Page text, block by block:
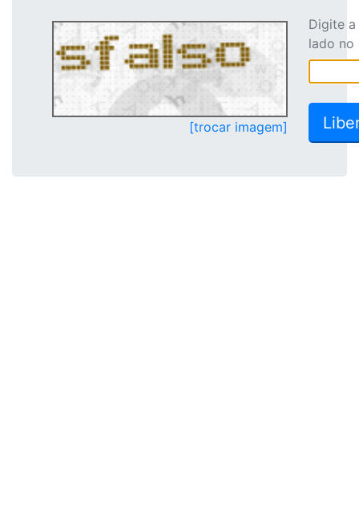
[trocar imagem]
Digite
lado no